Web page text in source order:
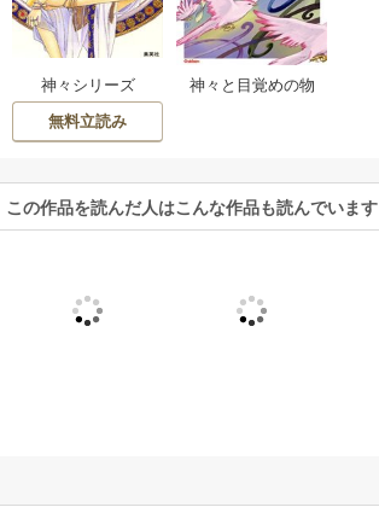
神々シリーズ
無料立読み
神々と目覚めの物
この作品を読んだ人はこんな作品も読んでいます